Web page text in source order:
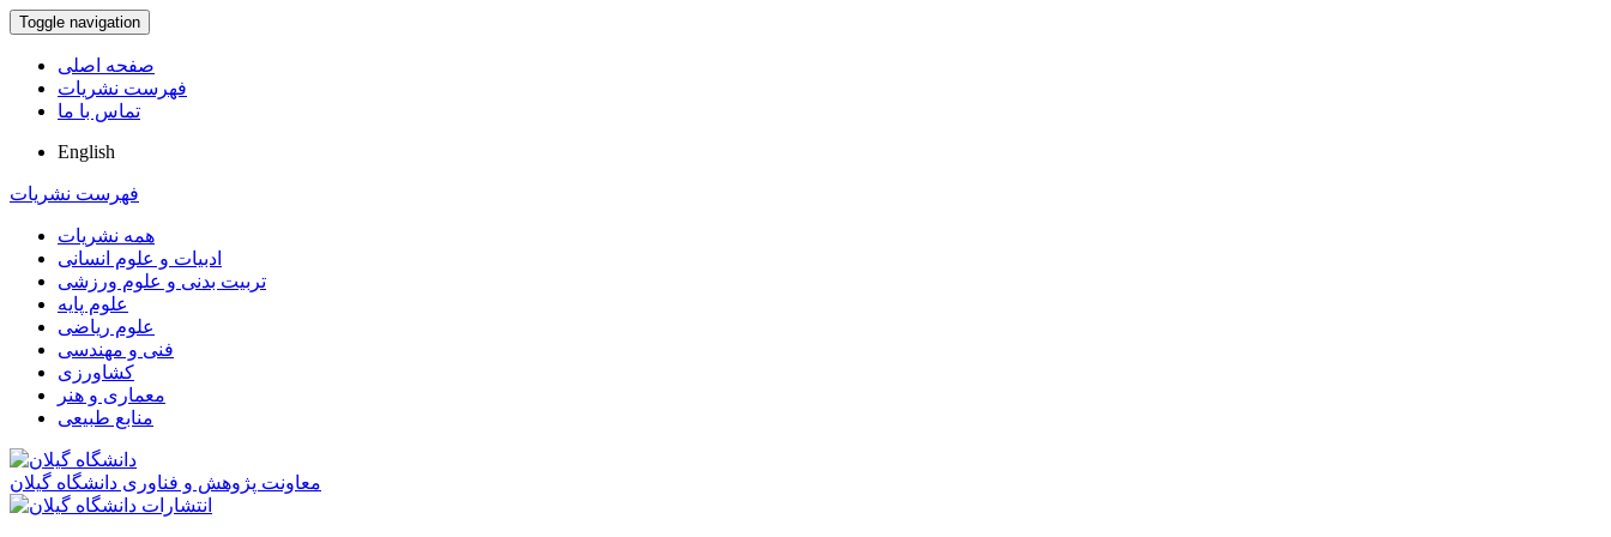
Toggle navigation
صفحه اصلی
فهرست نشریات
تماس با ما
English
فهرست نشریات
همه نشریات
ادبیات و علوم انسانی
تربیت بدنی و علوم ورزشی
علوم پایه
علوم ریاضی
فنی و مهندسی
کشاورزی
معماری و هنر
منابع طبیعی
معاونت پژوهش و فناوری دانشگاه گیلان